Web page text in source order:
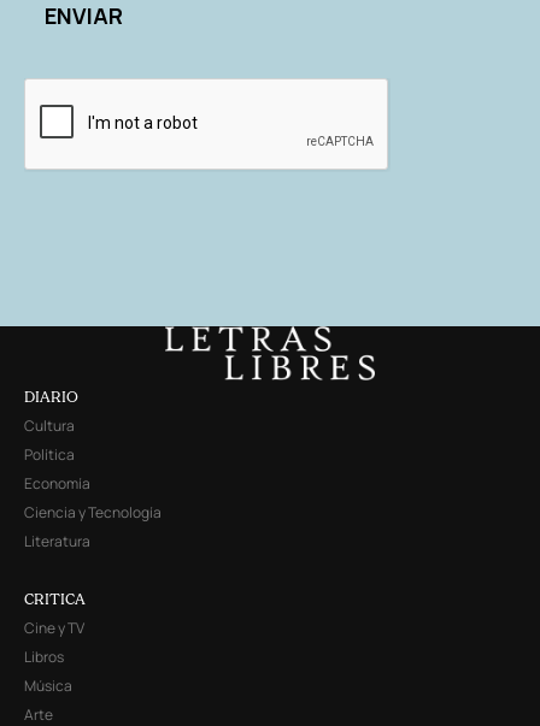
DIARIO
Cultura
Política
Economía
Ciencia y Tecnología
Literatura
CRITICA
Cine y TV
Libros
Música
Arte